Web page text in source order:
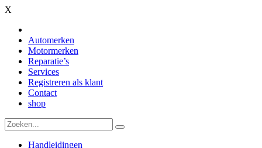
X
Automerken
Motormerken
Reparatie’s
Services
Registreren als klant
Contact
shop
Handleidingen